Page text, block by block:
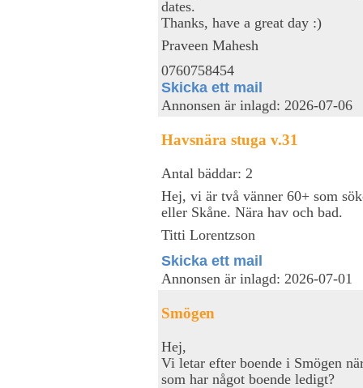
dates.
Thanks, have a great day :)
Praveen Mahesh
0760758454
Skicka ett mail
Annonsen är inlagd: 2026-07-06
Havsnära stuga v.31
Antal bäddar: 2
Hej, vi är två vänner 60+ som
eller Skåne. Nära hav och bad.
Titti Lorentzson
Skicka ett mail
Annonsen är inlagd: 2026-07-01
Smögen
Hej,
Vi letar efter boende i Smögen
som har något boende ledigt?